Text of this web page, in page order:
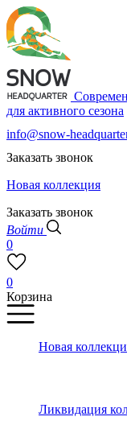
для активного сезона
info@snow-
Заказать звонок
Новая коллекция
Заказать звонок
Войти
0
0
Корзина
Новая
Ликвидация